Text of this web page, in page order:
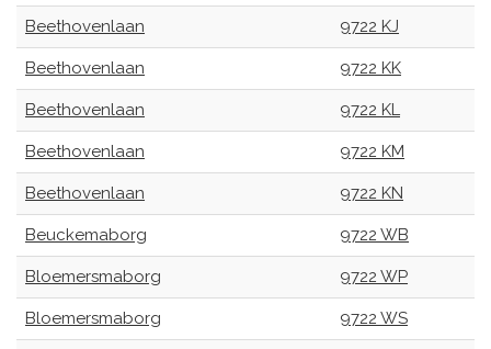
Beethovenlaan 9722 KJ
Beethovenlaan 9722 KK
Beethovenlaan 9722 KL
Beethovenlaan 9722 KM
Beethovenlaan 9722 KN
Beuckemaborg 9722 WB
Bloemersmaborg 9722 WP
Bloemersmaborg 9722 WS